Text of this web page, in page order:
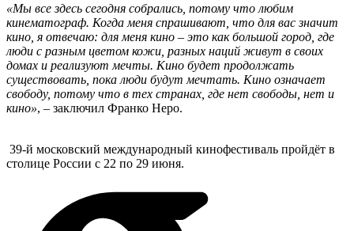
«Мы все здесь сегодня собрались, потому что любим
кинематограф. Когда меня спрашивают, что для вас значит
кино, я отвечаю: для меня кино – это как большой город, где
люди с разным цветом кожи, разных наций живут в своих
домах и реализуют мечты. Кино будет продолжать
существовать, пока люди будут мечтать. Кино означает
свободу, потому что в тех странах, где нет свободы, нет и
кино», – заключил Франко Неро.
39-й московский международный кинофестиваль пройдёт в
столице России с 22 по 29 июня.